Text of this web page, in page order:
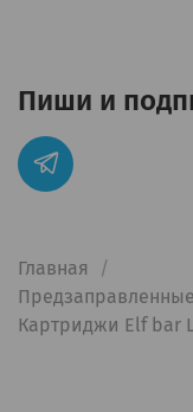
Главная
Картриджи Elf bar
Пиши и